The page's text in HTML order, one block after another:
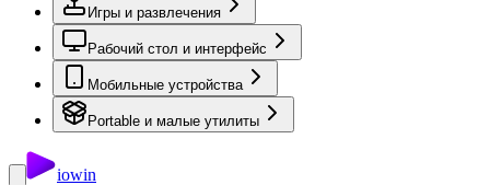
Игры и развлечения
Рабочий стол и интерфейс
Мобильные устройства
Portable и малые утилиты
iowin